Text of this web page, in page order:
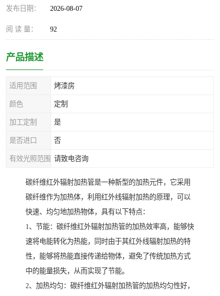
发布日期： 2026-08-07
阅 读 量： 92
产品描述
适用范围 烤漆房
颜色 定制
加工定制 是
是否进口 否
有效光照范围 请致电咨询
碳纤维红外辐射加热管是一种新型的加热元件，它采用
碳纤维作为加热体，利用红外线辐射加热的原理，可以
快速、均匀地加热物体，具有以下特点：
1、节能：碳纤维红外辐射加热管的加热效率高，能够快
速将电能转化为热能，同时由于其红外线辐射加热的特
性，能够将热能直接传递给物体，避免了传统加热方式
中的能量损失，从而实现了节能。
2、加热均匀：碳纤维红外辐射加热管的加热均匀性好，